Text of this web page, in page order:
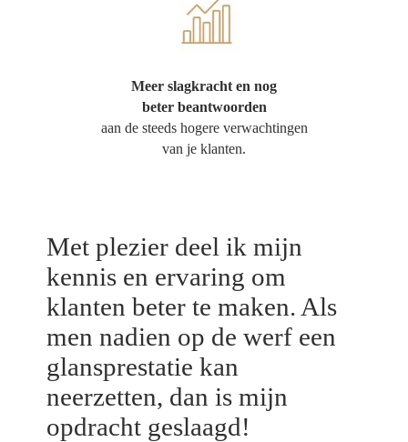
Meer slagkracht en nog
beter beantwoorden
aan de steeds hogere verwachtingen
van je klanten.
Met plezier deel ik mijn
kennis en ervaring om
klanten beter te maken. Als
men nadien op de werf een
glansprestatie kan
neerzetten, dan is mijn
opdracht geslaagd!